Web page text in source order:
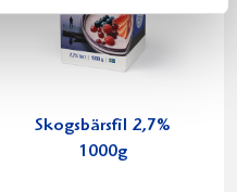
Skogsbärsfil 2,7%
1000g